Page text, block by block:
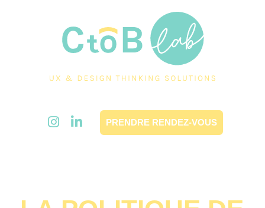
PRENDRE RENDEZ-VOUS